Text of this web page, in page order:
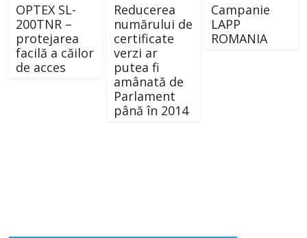
OPTEX SL-
200TNR –
protejarea
facilă a căilor
de acces
Reducerea
numărului de
certificate
verzi ar
putea fi
amânată de
Parlament
până în 2014
Campanie
LAPP
ROMANIA